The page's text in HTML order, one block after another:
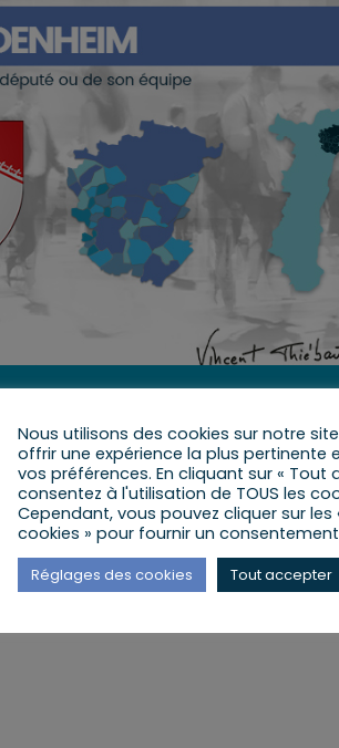
lieu à la Mairie de Vendenheim
Nous utilisons des cookies sur notre
offrir une expérience la plus pertinente
vos préférences. En cliquant sur « Tout
consentez à l'utilisation de TOUS les
Cependant, vous pouvez cliquer sur les
cookies » pour fournir un
Réglages des cookies Tout accepter